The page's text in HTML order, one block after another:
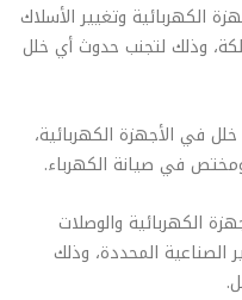
الكهربائية وتغيير الأسلاك
وذلك لتجنب حدوث أي خلل
في الأجهزة الكهربائية،
في صيانة الكهرباء.
الكهربائية والوصلات
الصناعية المحددة، وذلك